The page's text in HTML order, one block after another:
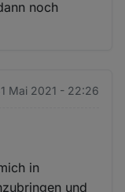
noch
Mai 2021 - 22:26
in
und